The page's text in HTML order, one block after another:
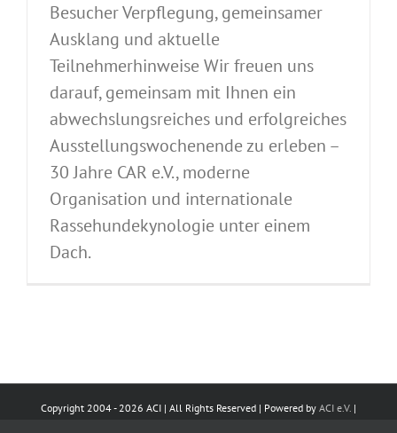
Besucher Verpflegung, gemeinsamer
Ausklang und aktuelle
Teilnehmerhinweise Wir freuen uns
darauf, gemeinsam mit Ihnen ein
abwechslungsreiches und erfolgreiches
Ausstellungswochenende zu erleben –
30 Jahre CAR e.V., moderne
Organisation und internationale
Rassehundekynologie unter einem
Dach.
Copyright 2004 - 2026 ACI | All Rights Reserved | Powered by ACI e.V. |